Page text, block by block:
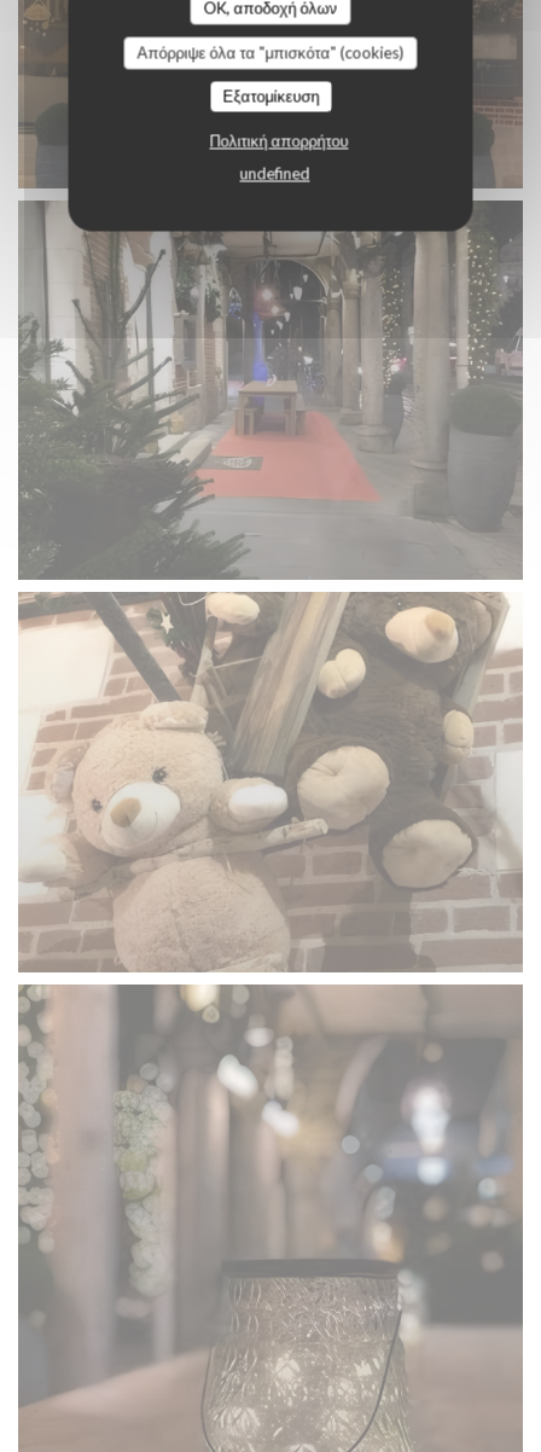
OK, αποδοχή όλων
Απόρριψε όλα τα "μπισκότα" (cookies)
Εξατομίκευση
Πολιτική απορρήτου
undefined